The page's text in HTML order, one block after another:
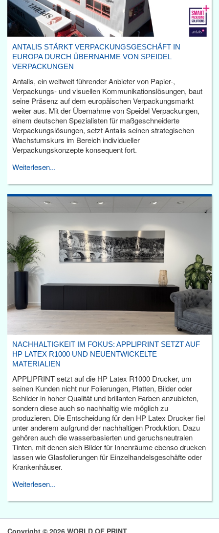
ANTALIS STÄRKT VERPACKUNGSGESCHÄFT IN
EUROPA DURCH ÜBERNAHME VON SPEIDEL
VERPACKUNGEN
Antalis, ein weltweit führender Anbieter von Papier-,
Verpackungs- und visuellen Kommunikationslösungen, baut
seine Präsenz auf dem europäischen Verpackungsmarkt
weiter aus. Mit der Übernahme von Speidel Verpackungen,
einem deutschen Spezialisten für maßgeschneiderte
Verpackungslösungen, setzt Antalis seinen strategischen
Wachstumskurs im Bereich individueller
Verpackungskonzepte konsequent fort.
Weiterlesen...
NACHHALTIGKEIT IM FOKUS: APPLIPRINT SETZT AUF
HP LATEX R1000 UND NEUENTWICKELTE
MATERIALIEN
APPLIPRINT setzt auf die HP Latex R1000 Drucker, um
seinen Kunden nicht nur Folierungen, Platten, Bilder oder
Schilder in hoher Qualität und brillanten Farben anzubieten,
sondern diese auch so nachhaltig wie möglich zu
produzieren. Die Entscheidung für den HP Latex Drucker fiel
unter anderem aufgrund der nachhaltigen Produktion. Dazu
gehören auch die wasserbasierten und geruchsneutralen
Tinten, mit denen sich Bilder für Innenräume ebenso drucken
lassen wie Glasfolierungen für Einzelhandelsgeschäfte oder
Krankenhäuser.
Weiterlesen...